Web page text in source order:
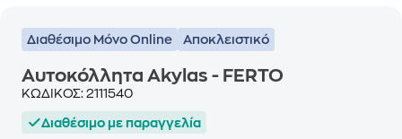
Διαθέσιμο Μόνο Online Αποκλειστικό
Αυτοκόλλητα Akylas - FERTO
ΚΩΔΙΚΟΣ: 2111540
Διαθέσιμο με παραγγελία